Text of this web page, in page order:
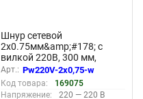
Шнур сетевой
2х0.75мм&amp;#178; с
вилкой 220В, 300 мм,
белый
Арт.: Pw220V-2x0,75-w
Код товара:
169075
Напряжение:
220 — 220 В